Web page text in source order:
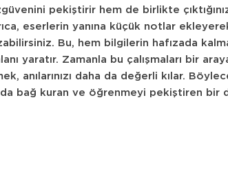
pekiştirir hem de birlikte
eserlerin yanına küçük notlar
Bu, hem bilgilerin hafızada
yaratır. Zamanla bu çalışmaları bir
anılarınızı daha da değerli kılar.
bağ kuran ve öğrenmeyi pekiştiren bir